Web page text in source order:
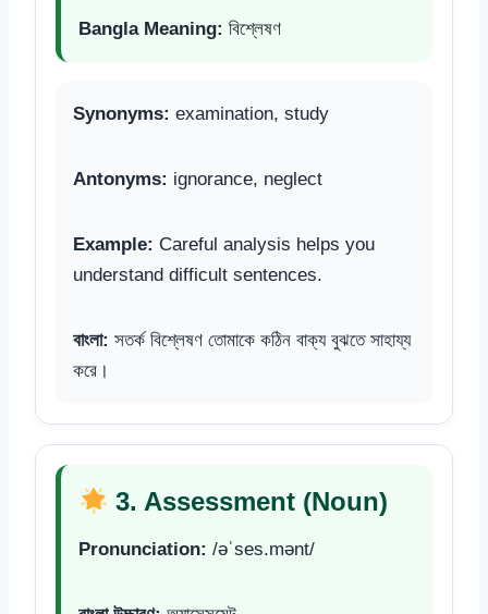
Bangla Meaning: বিশ্লেষণ
Synonyms: examination, study
Antonyms: ignorance, neglect
Example: Careful analysis helps you
understand difficult sentences.
বাংলা: সতর্ক বিশ্লেষণ তোমাকে কঠিন বাক্য বুঝতে সাহায্য
করে।
3. Assessment (Noun)
Pronunciation: /əˈses.mənt/